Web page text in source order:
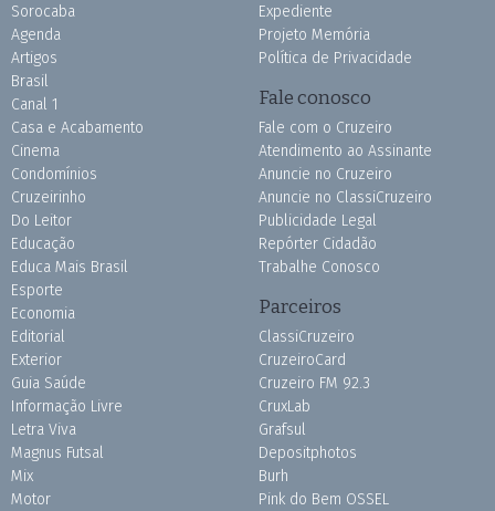
Sorocaba
Agenda
Artigos
Brasil
Canal 1
Casa e Acabamento
Cinema
Condomínios
Cruzeirinho
Do Leitor
Educação
Educa Mais Brasil
Esporte
Economia
Editorial
Exterior
Guia Saúde
Informação Livre
Letra Viva
Magnus Futsal
Mix
Motor
Expediente
Projeto Memória
Política de Privacidade
Fale conosco
Fale com o Cruzeiro
Atendimento ao Assinante
Anuncie no Cruzeiro
Anuncie no ClassiCruzeiro
Publicidade Legal
Repórter Cidadão
Trabalhe Conosco
Parceiros
ClassiCruzeiro
CruzeiroCard
Cruzeiro FM 92.3
CruxLab
Grafsul
Depositphotos
Burh
Pink do Bem OSSEL